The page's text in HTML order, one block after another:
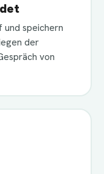
und speichern
der
von